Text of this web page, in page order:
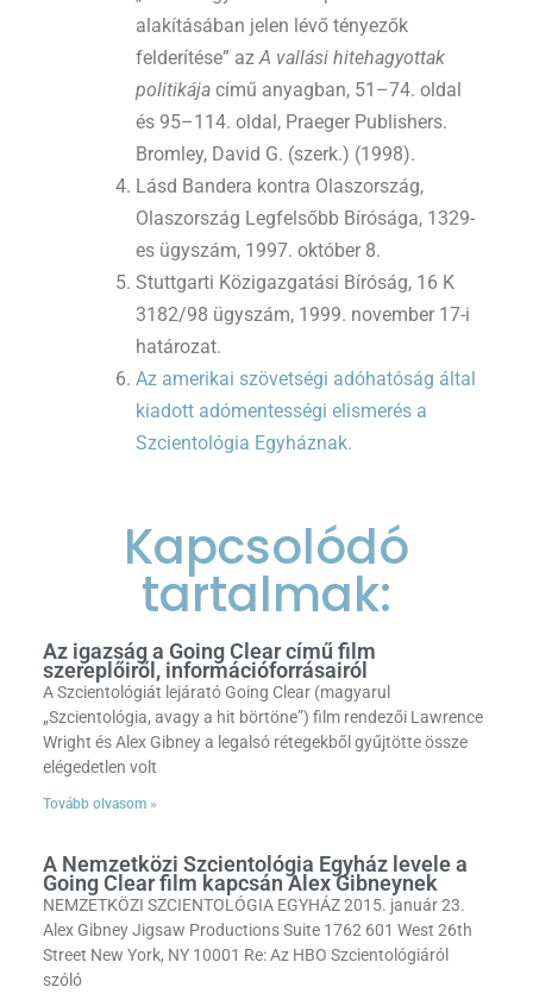
Kapcsolódó
tartalmak:
Az igazság a Going Clear című film
szereplőiről, információforrásairól
A Szcientológiát lejárató Going Clear (magyarul
„Szcientológia, avagy a hit börtöne”) film rendezői Lawrence
Wright és Alex Gibney a legalsó rétegekből gyűjtötte össze
elégedetlen volt
Tovább olvasom »
A Nemzetközi Szcientológia Egyház levele a
Going Clear film kapcsán Alex Gibneynek
NEMZETKÖZI SZCIENTOLÓGIA EGYHÁZ 2015. január 23.
Alex Gibney Jigsaw Productions Suite 1762 601 West 26th
Street New York, NY 10001 Re: Az HBO Szcientológiáról
szóló
alakításában jelen lévő tényezők
felderítése” azA vallási hitehagyottak
politikája című anyagban, 51–74. oldal
és 95–114. oldal, Praeger Publishers.
Bromley, David G. (szerk.) (1998).
Lásd Bandera kontra Olaszország,
Olaszország Legfelsőbb Bírósága, 1329-
es ügyszám, 1997. október 8.
Stuttgarti Közigazgatási Bíróság, 16 K
3182/98 ügyszám, 1999. november 17-i
határozat.
Az amerikai szövetségi adóhatóság által
kiadott adómentességi elismerés a
Szcientológia Egyháznak.